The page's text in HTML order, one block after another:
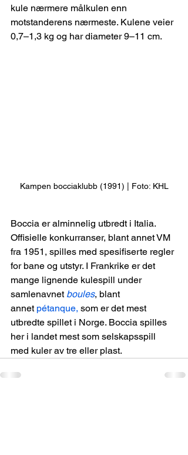
kule nærmere målkulen enn
motstanderens nærmeste. Kulene veier
0,7–1,3 kg og har diameter 9–11 cm.
Kampen bocciaklubb (1991) | Foto: KHL
Boccia er alminnelig utbredt i Italia.
Offisielle konkurranser, blant annet VM
fra 1951, spilles med spesifiserte regler
for bane og utstyr. I Frankrike er det
mange lignende kulespill under
samlenavnet boules, blant
annet pétanque, som er det mest
utbredte spillet i Norge. Boccia spilles
her i landet mest som selskapsspill
med kuler av tre eller plast.